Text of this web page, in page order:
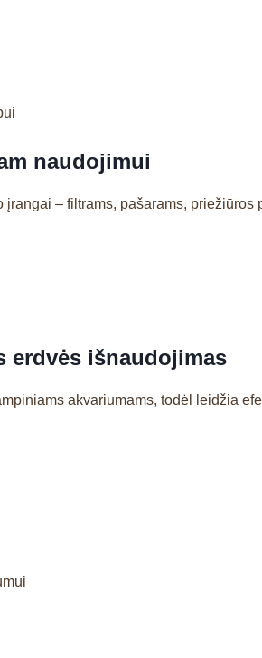
naudojimui
– filtrams, pašarams,
erdvės išnaudojimas
akvariumams, todėl leidžia